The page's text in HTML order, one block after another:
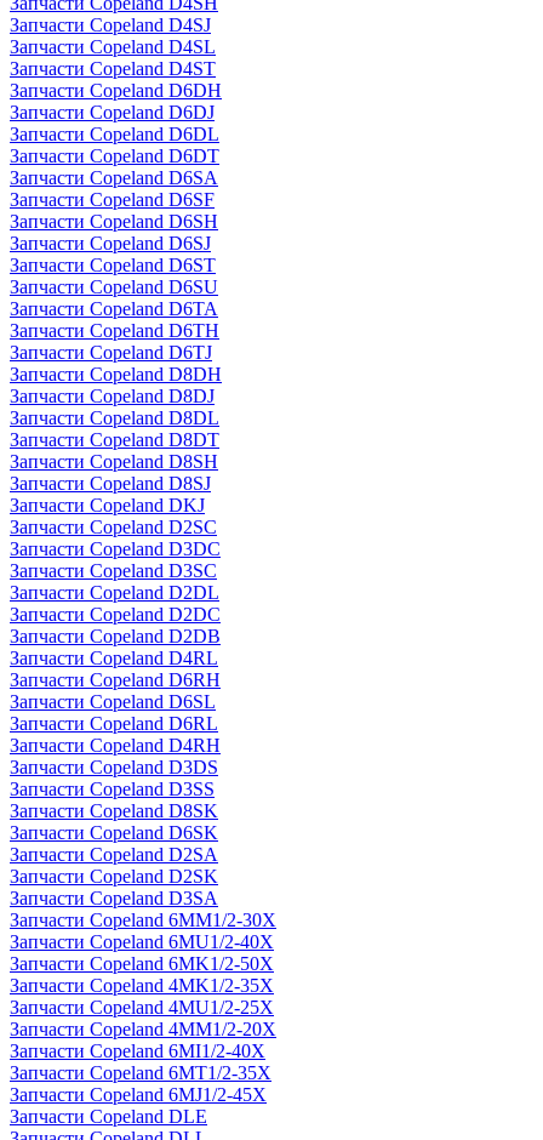
Запчасти Copeland D4SJ
Запчасти Copeland D4SL
Запчасти Copeland D4ST
Запчасти Copeland D6DH
Запчасти Copeland D6DJ
Запчасти Copeland D6DL
Запчасти Copeland D6DT
Запчасти Copeland D6SA
Запчасти Copeland D6SF
Запчасти Copeland D6SH
Запчасти Copeland D6SJ
Запчасти Copeland D6ST
Запчасти Copeland D6SU
Запчасти Copeland D6TA
Запчасти Copeland D6TH
Запчасти Copeland D6TJ
Запчасти Copeland D8DH
Запчасти Copeland D8DJ
Запчасти Copeland D8DL
Запчасти Copeland D8DT
Запчасти Copeland D8SH
Запчасти Copeland D8SJ
Запчасти Copeland DKJ
Запчасти Copeland D2SC
Запчасти Copeland D3DC
Запчасти Copeland D3SC
Запчасти Copeland D2DL
Запчасти Copeland D2DC
Запчасти Copeland D2DB
Запчасти Copeland D4RL
Запчасти Copeland D6RH
Запчасти Copeland D6SL
Запчасти Copeland D6RL
Запчасти Copeland D4RH
Запчасти Copeland D3DS
Запчасти Copeland D3SS
Запчасти Copeland D8SK
Запчасти Copeland D6SK
Запчасти Copeland D2SA
Запчасти Copeland D2SK
Запчасти Copeland D3SA
Запчасти Copeland 6MM1/2-30X
Запчасти Copeland 6MU1/2-40X
Запчасти Copeland 6MK1/2-50X
Запчасти Copeland 4MK1/2-35X
Запчасти Copeland 4MU1/2-25X
Запчасти Copeland 4MM1/2-20X
Запчасти Copeland 6MI1/2-40X
Запчасти Copeland 6MT1/2-35X
Запчасти Copeland 6MJ1/2-45X
Запчасти Copeland DLE